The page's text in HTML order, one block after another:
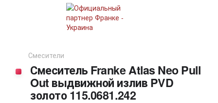
Смесители
Смеситель Franke Atlas Neo Pull
Out выдвижной излив PVD
золото 115.0681.242